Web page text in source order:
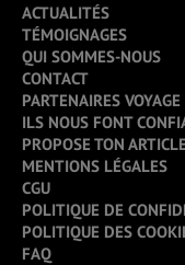
ACTUALITÉS
TÉMOIGNAGES
QUI SOMMES-NOUS
CONTACT
PARTENAIRES VOYAGE
ILS NOUS FONT
PROPOSE TON ARTICLE
MENTIONS LÉGALES
CGU
POLITIQUE DE
POLITIQUE DES
FAQ